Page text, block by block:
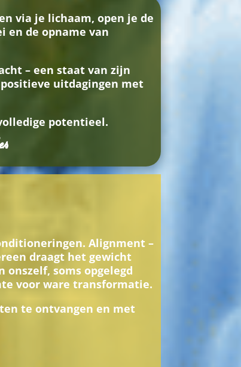
via je lichaam, open je de
en de opname van
– een staat van zijn
uitdagingen met
potentieel.
Alignment –
draagt het gewicht
onszelf, soms opgelegd
voor ware transformatie.
te ontvangen en met